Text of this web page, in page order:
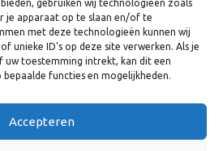
gebruiken wij technologieën zoals
je apparaat op te slaan en/of te
met deze technologieën kunnen wij
unieke ID's op deze site verwerken. Als je
toestemming intrekt, kan dit een
functies en mogelijkheden.
Accepteren